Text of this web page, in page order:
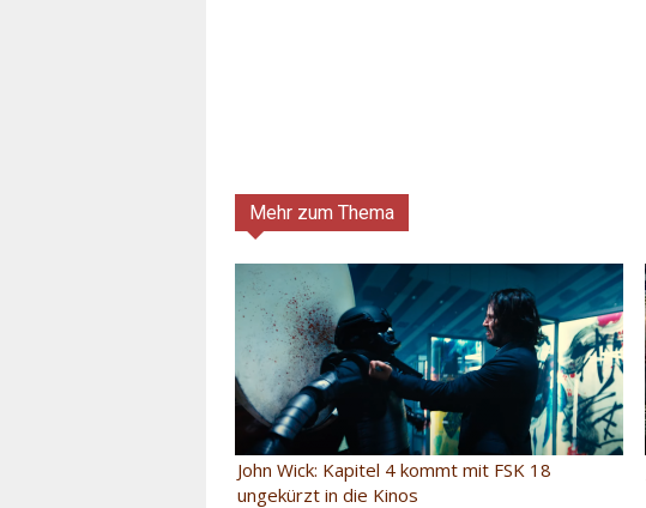
Mehr zum Thema
John Wick: Kapitel 4 kommt mit FSK 18
ungekürzt in die Kinos